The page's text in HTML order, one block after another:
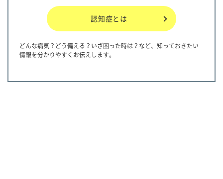
認知症とは
どんな病気？どう備える？いざ困った時は？など、知っておきたい
情報を分かりやすくお伝えします。